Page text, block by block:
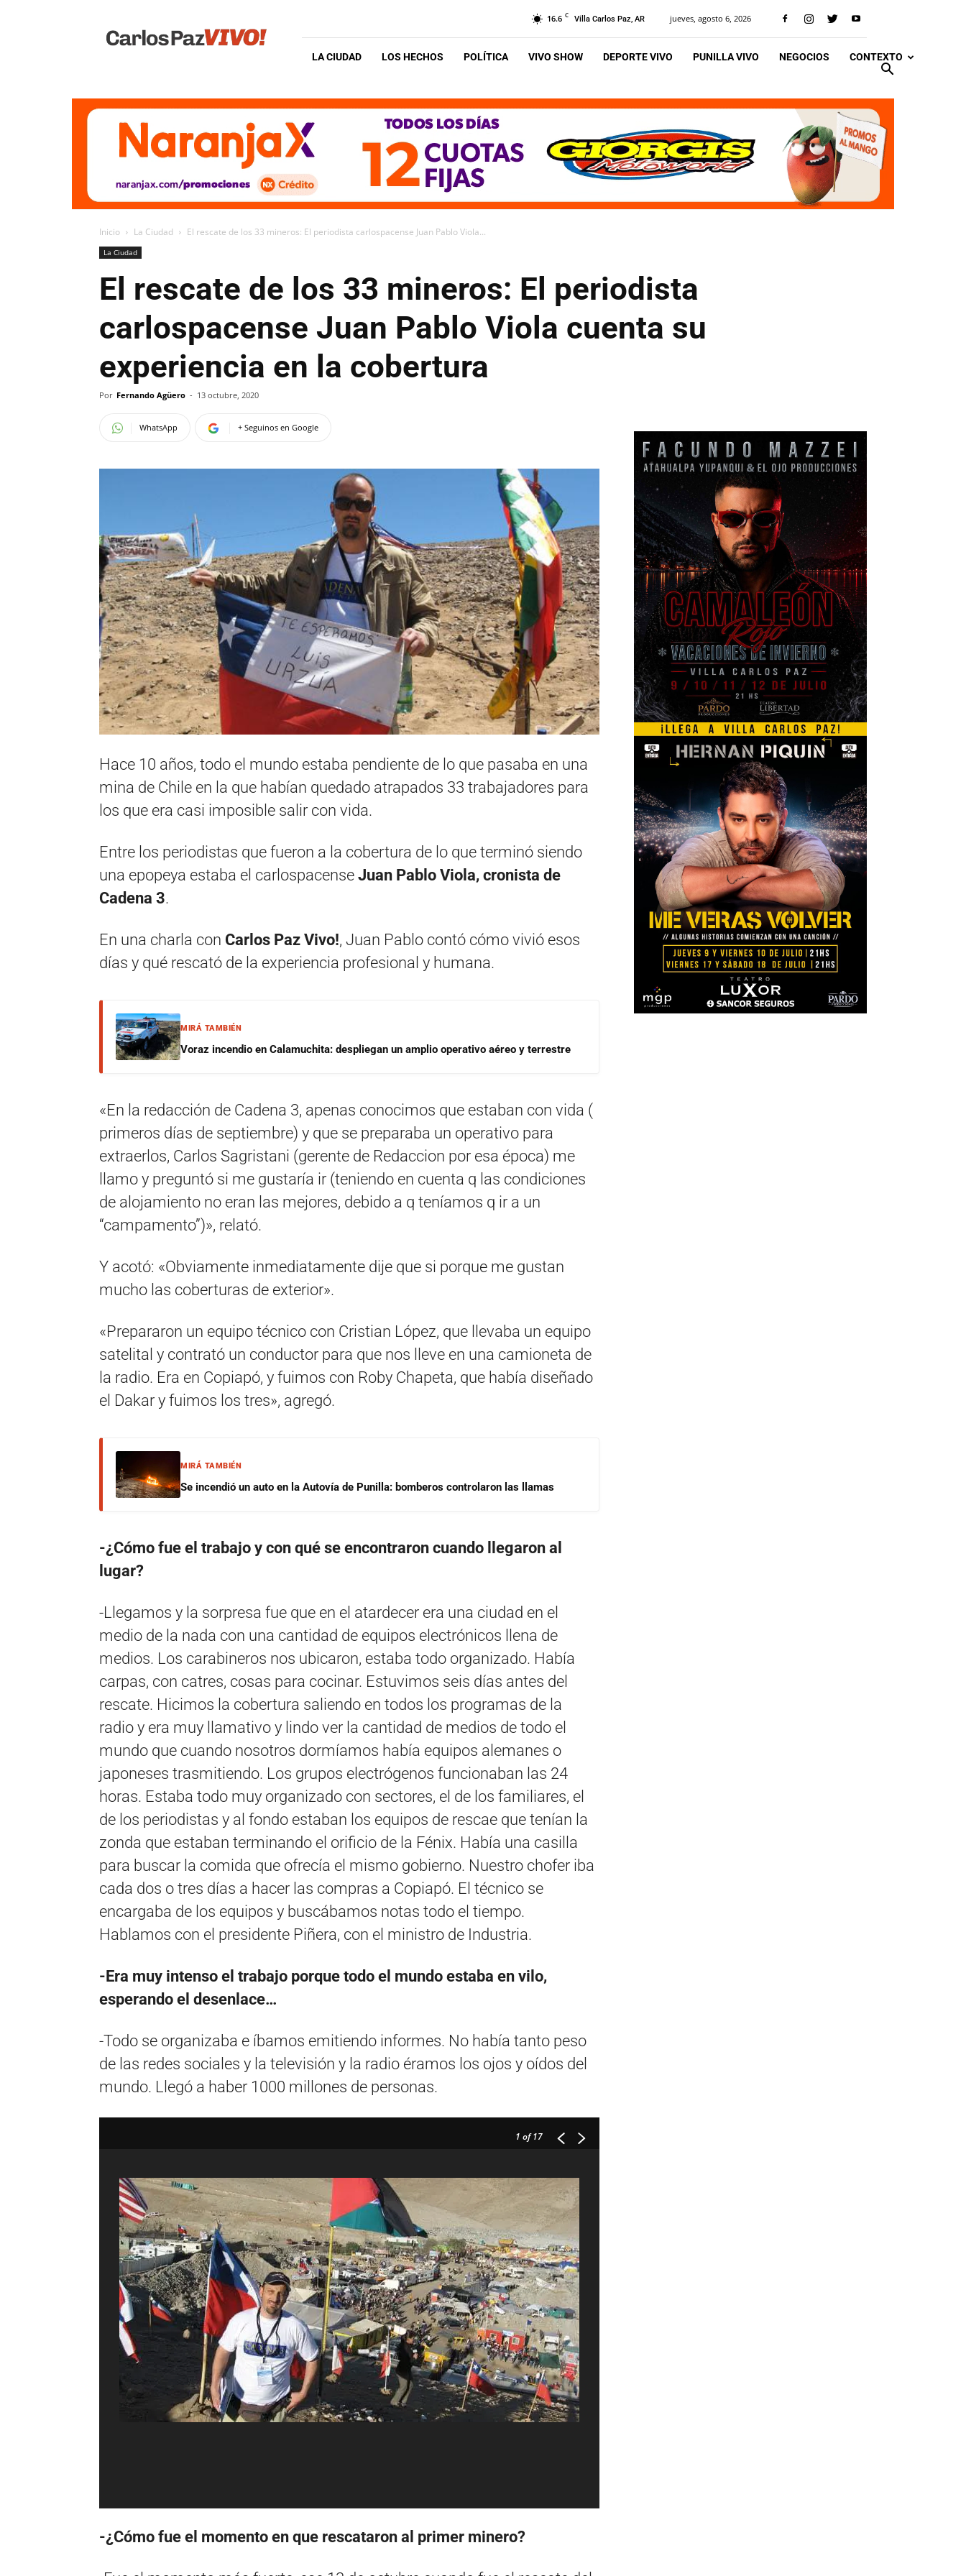
Vivo
16.6 C Villa Carlos Paz, AR jueves, agosto 6, 2026
LA CIUDAD LOS HECHOS POLÍTICA VIVO SHOW DEPORTE VIVO PUNILLA VIVO NEGOCIOS CONTEXTO
Inicio La Ciudad El rescate de los 33 mineros: El periodista carlospacense Juan Pablo Viola...
La Ciudad
El rescate de los 33 mineros: El periodista
carlospacense Juan Pablo Viola cuenta su
experiencia en la cobertura
Por Fernando Agüero - 13 octubre, 2020
WhatsApp + Seguinos en Google
Hace 10 años, todo el mundo estaba pendiente de lo que pasaba en una
mina de Chile en la que habían quedado atrapados 33 trabajadores para
los que era casi imposible salir con vida.
Entre los periodistas que fueron a la cobertura de lo que terminó siendo
una epopeya estaba el carlospacense Juan Pablo Viola, cronista de
Cadena 3.
En una charla con Carlos Paz Vivo!, Juan Pablo contó cómo vivió esos
días y qué rescató de la experiencia profesional y humana.
MIRÁ TAMBIÉN
Voraz incendio en Calamuchita: despliegan un amplio operativo aéreo y terrestre
«En la redacción de Cadena 3, apenas conocimos que estaban con vida (
primeros días de septiembre) y que se preparaba un operativo para
extraerlos, Carlos Sagristani (gerente de Redaccion por esa época) me
llamo y preguntó si me gustaría ir (teniendo en cuenta q las condiciones
de alojamiento no eran las mejores, debido a q teníamos q ir a un
“campamento”)», relató.
Y acotó: «Obviamente inmediatamente dije que si porque me gustan
mucho las coberturas de exterior».
«Prepararon un equipo técnico con Cristian López, que llevaba un equipo
satelital y contrató un conductor para que nos lleve en una camioneta de
la radio. Era en Copiapó, y fuimos con Roby Chapeta, que había diseñado
el Dakar y fuimos los tres», agregó.
MIRÁ TAMBIÉN
Se incendió un auto en la Autovía de Punilla: bomberos controlaron las llamas
-¿Cómo fue el trabajo y con qué se encontraron cuando llegaron al
lugar?
-Llegamos y la sorpresa fue que en el atardecer era una ciudad en el
medio de la nada con una cantidad de equipos electrónicos llena de
medios. Los carabineros nos ubicaron, estaba todo organizado. Había
carpas, con catres, cosas para cocinar. Estuvimos seis días antes del
rescate. Hicimos la cobertura saliendo en todos los programas de la
radio y era muy llamativo y lindo ver la cantidad de medios de todo el
mundo que cuando nosotros dormíamos había equipos alemanes o
japoneses trasmitiendo. Los grupos electrógenos funcionaban las 24
horas. Estaba todo muy organizado con sectores, el de los familiares, el
de los periodistas y al fondo estaban los equipos de rescae que tenían la
zonda que estaban terminando el orificio de la Fénix. Había una casilla
para buscar la comida que ofrecía el mismo gobierno. Nuestro chofer iba
cada dos o tres días a hacer las compras a Copiapó. El técnico se
encargaba de los equipos y buscábamos notas todo el tiempo.
Hablamos con el presidente Piñera, con el ministro de Industria.
-Era muy intenso el trabajo porque todo el mundo estaba en vilo,
esperando el desenlace…
-Todo se organizaba e íbamos emitiendo informes. No había tanto peso
de las redes sociales y la televisión y la radio éramos los ojos y oídos del
mundo. Llegó a haber 1000 millones de personas.
1 of 17
-¿Cómo fue el momento en que rescataron al primer minero?